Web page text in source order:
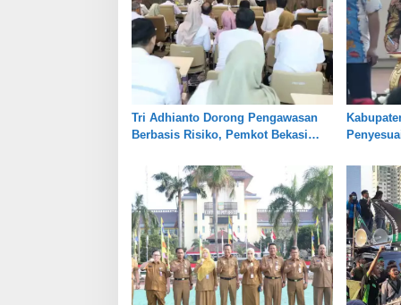
Tri Adhianto Dorong Pengawasan
Berbasis Risiko, Pemkot Bekasi
Pertanian